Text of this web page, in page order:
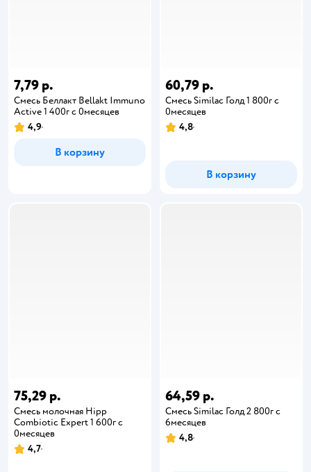
7,79 р.
Смесь Беллакт Bellakt Immuno
Active 1 400г с 0месяцев
4,9
В корзину
60,79 р.
Смесь Similac Голд 1 800г с
0месяцев
4,8
В корзину
75,29 р.
Смесь молочная Hipp
Combiotic Expert 1 600г c
0месяцев
4,7
64,59 р.
Смесь Similac Голд 2 800г с
6месяцев
4,8